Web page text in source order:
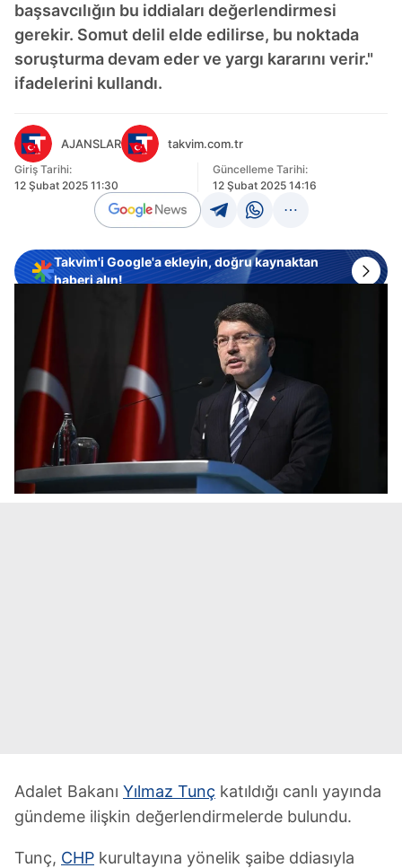
başsavcılığın bu iddiaları değerlendirmesi
gerekir. Somut delil elde edilirse, bu noktada
soruşturma devam eder ve yargı kararını verir."
ifadelerini kullandı.
AJANSLAR takvim.com.tr
Giriş Tarihi:
12 Şubat 2025 11:30
Güncelleme Tarihi:
12 Şubat 2025 14:16
Takvim'i Google'a ekleyin, doğru kaynaktan
haberi alın!
Adalet Bakanı Yılmaz Tunç katıldığı canlı yayında
gündeme ilişkin değerlendirmelerde bulundu.
Tunç, CHP kurultayına yönelik şaibe ddiasıyla